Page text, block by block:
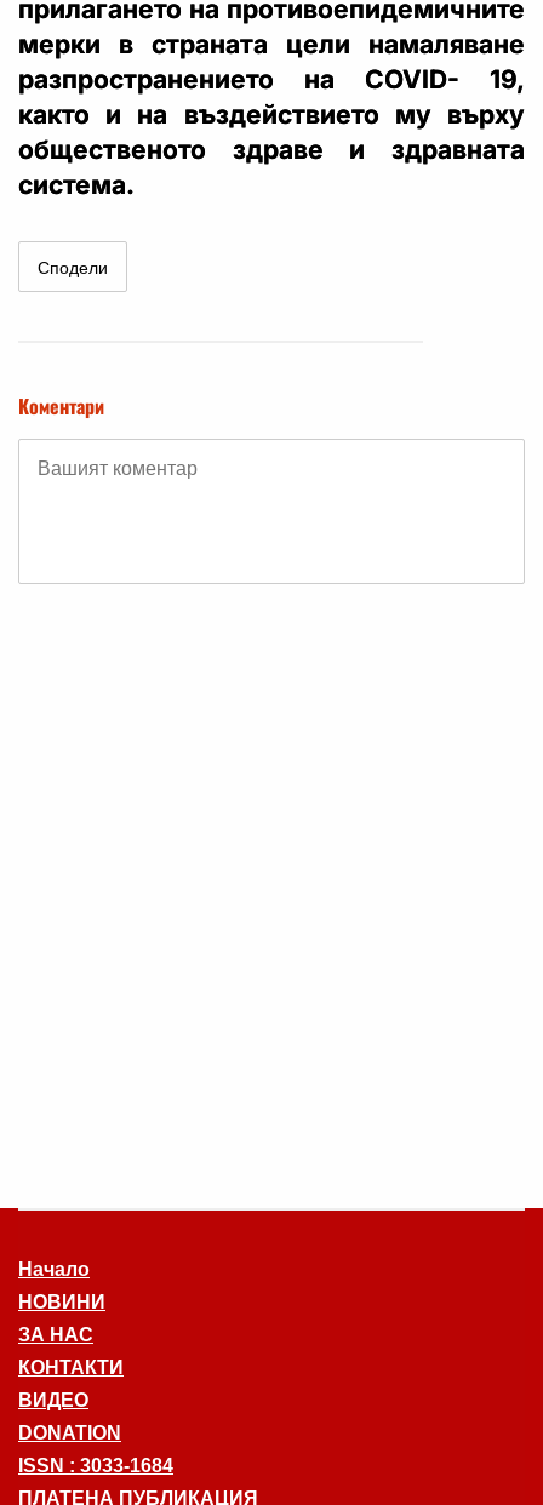
прилагането на противоепидемичните
мерки в страната цели намаляване
разпространението на COVID- 19,
както и на въздействието му върху
общественото здраве и здравната
система.
Сподели
Коментари
Начало
НОВИНИ
ЗА НАС
КОНТАКТИ
ВИДЕО
DONATION
ISSN : 3033-1684
ПЛАТЕНА ПУБЛИКАЦИЯ